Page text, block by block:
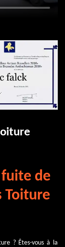
fuite de
Toiture
? Êtes-vous à la